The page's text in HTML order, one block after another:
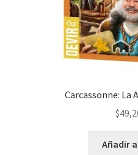
Carcassonne: La
$
Añadir